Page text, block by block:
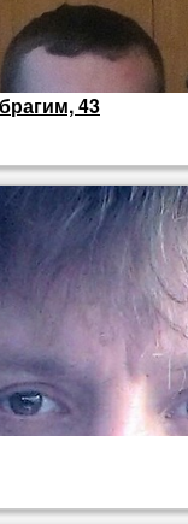
43